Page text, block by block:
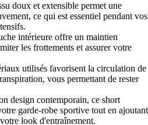
doux et extensible permet une
ce qui est essentiel pendant vos
intérieure offre un maintien
les frottements et assurer votre
utilisés favorisent la circulation de
vous permettant de rester
design contemporain, ce short
garde-robe sportive tout en ajoutant
look d'entraînement.